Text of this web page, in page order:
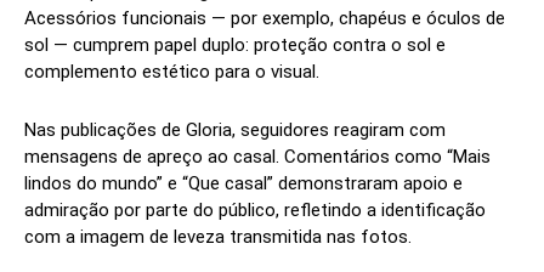
Acessórios funcionais — por exemplo, chapéus e óculos de
sol — cumprem papel duplo: proteção contra o sol e
complemento estético para o visual.
Nas publicações de Gloria, seguidores reagiram com
mensagens de apreço ao casal. Comentários como “Mais
lindos do mundo” e “Que casal” demonstraram apoio e
admiração por parte do público, refletindo a identificação
com a imagem de leveza transmitida nas fotos.